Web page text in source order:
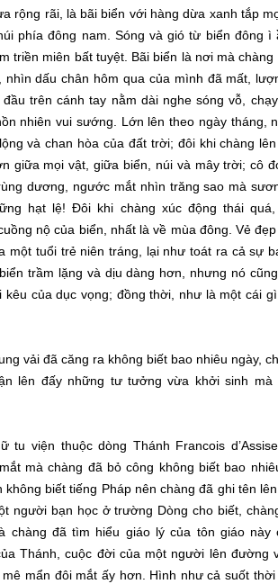
rộng rãi, là bãi biển với hàng dừa xanh tắp
phía đông nam. Sóng và gió từ biển đông ì
triền miên bất tuyệt. Bãi biển là nơi mà chàng
nhìndấu chân hôm qua của mình đã mất,
đầu trên cánh tay nằm dài nghe sóng vỗ,
nhiên vui sướng . Lớn lên theo ngày tháng,
và chan hòa của đất trời; đôi khi chàng
giữa mọi vật , giữa biển, núi và mây trời;cô
dương, ngước mắt nhìn trăng sao mà
hạt lệ! Đôi khi chàng xúc động thái quá
nộ của biển, nhất là về mùa đông . Vẻ
một tuổi trẻniên tráng, lại như toát ra cả sự
biểntrầm lặng và dịu dàng hơn, nhưng nó
kêu củadục vọng; đồng thời , như là một cái gì
vải đã căng ra không biết bao nhiêu ngày,
lên đấy những tư tưởng vừa khởi sinh mà
tu viện thuộc dòng Thánh Francois
mà chàng đã bỏ công không biết bao
không biết tiếng Pháp nên chàng đã ghi tên
người bạn học ở trường Dòngcho biết ,
chàng đãtìm hiểu giáo lý của tôn giáonày
Thánh,cuộc đờicủa một người lên đường
mẩn đôi mắt ấy hơn. Hình như cả suốt